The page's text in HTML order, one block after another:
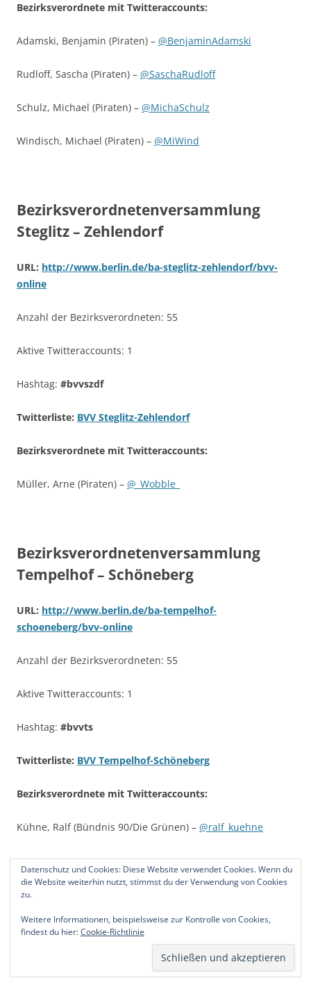
Bezirksverordnete mit Twitteraccounts:
Adamski, Benjamin (Piraten) – @BenjaminAdamski
Rudloff, Sascha (Piraten) – @SaschaRudloff
Schulz, Michael (Piraten) – @MichaSchulz
Windisch, Michael (Piraten) – @MiWind
Bezirksverordnetenversammlung
Steglitz – Zehlendorf
URL: http://www.berlin.de/ba-steglitz-zehlendorf/bvv-
online
Anzahl der Bezirksverordneten: 55
Aktive Twitteraccounts: 1
Hashtag: #bvvszdf
Twitterliste: BVV Steglitz-Zehlendorf
Bezirksverordnete mit Twitteraccounts:
Müller, Arne (Piraten) – @_Wobble_
Bezirksverordnetenversammlung
Tempelhof – Schöneberg
URL: http://www.berlin.de/ba-tempelhof-
schoeneberg/bvv-online
Anzahl der Bezirksverordneten: 55
Aktive Twitteraccounts: 1
Hashtag: #bvvts
Twitterliste: BVV Tempelhof-Schöneberg
Bezirksverordnete mit Twitteraccounts:
Kühne, Ralf (Bündnis 90/Die Grünen) – @ralf_kuehne
Bezirksverordnetenversammlung
Treptow – Köpenick
http://www.berlin.de/ba-treptow-koepenick/bvv-
Datenschutz und Cookies: Diese Website verwendet Cookies. Wenn du
die Website weiterhin nutzt, stimmst du der Verwendung von Cookies
zu.
Weitere Informationen, beispielsweise zur Kontrolle von Cookies,
findest du hier:Cookie-Richtlinie